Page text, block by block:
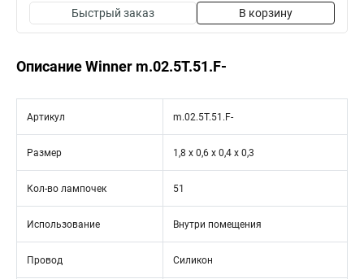
Быстрый заказ В корзину
Описание Winner m.02.5T.51.F-
Артикул m.02.5T.51.F-
Размер 1,8 х 0,6 х 0,4 х 0,3
Кол-во лампочек 51
Использование Внутри помещения
Провод Силикон